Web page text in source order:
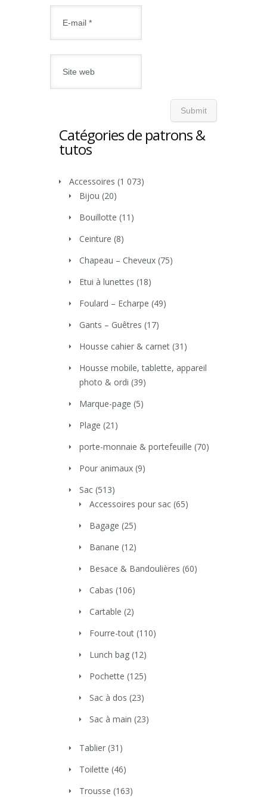
Catégories de patrons &
tutos
Accessoires (1 073)
Bijou (20)
Bouillotte (11)
Ceinture (8)
Chapeau – Cheveux (75)
Etui à lunettes (18)
Foulard – Echarpe (49)
Gants – Guêtres (17)
Housse cahier & carnet (31)
Housse mobile, tablette, appareil
photo & ordi (39)
Marque-page (5)
Plage (21)
porte-monnaie & portefeuille (70)
Pour animaux (9)
Sac (513)
Accessoires pour sac (65)
Bagage (25)
Banane (12)
Besace & Bandoulières (60)
Cabas (106)
Cartable (2)
Fourre-tout (110)
Lunch bag (12)
Pochette (125)
Sac à dos (23)
Sac à main (23)
Tablier (31)
Toilette (46)
Trousse (163)